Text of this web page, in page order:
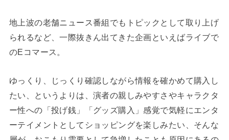
地上波の老舗ニュース番組でもトピックとして取り上げ
られるなど、一際抜きん出てきた企画といえばライブで
のEコマース。
ゆっくり、じっくり確認しながら情報を確かめて購入し
たい、というよりは、演者の親しみやすさやキャラクタ
ー性への「投げ銭」「グッズ購入」感覚で気軽にエンタ
ーテイメントとしてショッピングを楽しみたい、そんな